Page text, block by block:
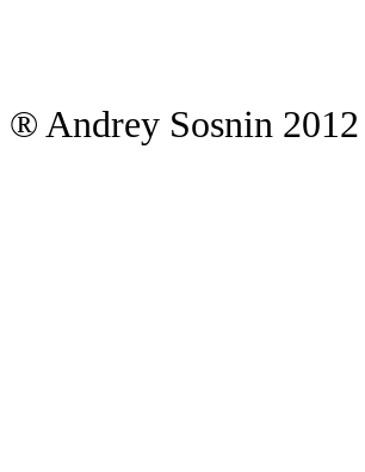
® Andrey Sosnin 2012